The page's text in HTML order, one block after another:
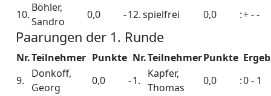
10.
Böhler,
Sandro
0,0 -12.spielfrei 0,0 :+ - -
Paarungen der 1. Runde
Nr.Teilnehmer Punkte Nr.TeilnehmerPunkte
9.
Donkoff,
Georg
0,0 -1.
Kapfer,
Thomas
0,0 :0 - 1